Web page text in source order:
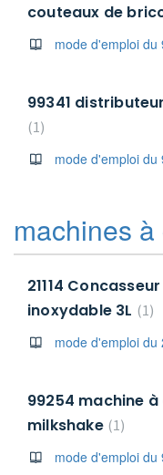
couteaux de
mode d'emploi du
99341
1
mode d'emploi du
machines
21114
inoxydable 3L
1
mode d'emploi du
99254 machine
milkshake 1
mode d'emploi du